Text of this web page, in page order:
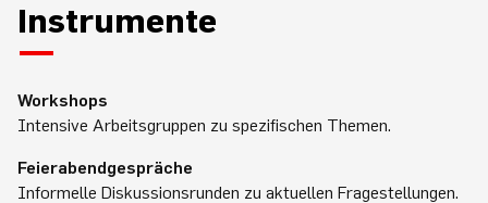
Instrumente
Workshops
Intensive Arbeitsgruppen zu spezifischen Themen.
Feierabendgespräche
Informelle Diskussionsrunden zu aktuellen Fragestellungen.